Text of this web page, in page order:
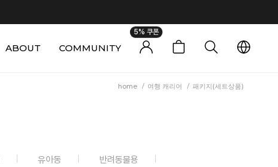
ABOUT COMMUNITY
5% 쿠폰
home / 여행 캐리어 / 패키지(세트상품)
유아동 반려동물용